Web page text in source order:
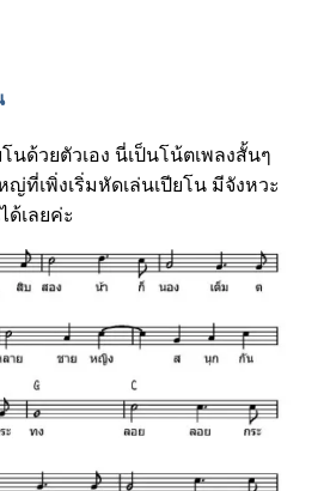
นด้วยตัวเอง นี่เป็นโน้ตเพลงสั้นๆ
ที่เพิ่งเริ่มหัดเล่นเปียโน มีจังหวะ
ด้เลยค่ะ